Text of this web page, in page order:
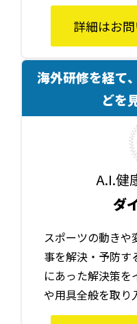
詳細はお
海外研修を経て
どを
A.I.健
ダ
スポーツの動きや
事を解決・予防す
にあった解決策を
や用具全般を取り